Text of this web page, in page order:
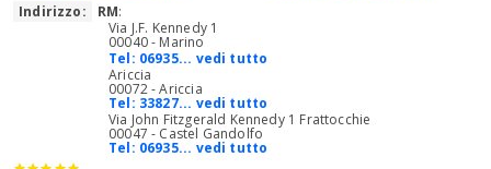
Indirizzo:
RM:
Via J.F. Kennedy 1
00040 - Marino
Tel: 06935... vedi tutto
Ariccia
00072 - Ariccia
Tel: 33827... vedi tutto
Via John Fitzgerald Kennedy 1 Frattocchie
00047 - Castel Gandolfo
Tel: 06935... vedi tutto